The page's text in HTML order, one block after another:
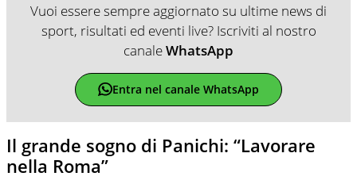
Vuoi essere sempre aggiornato su ultime news di
sport, risultati ed eventi live? Iscriviti al nostro
canaleWhatsApp
Entra nel canale WhatsApp
Il grande sogno di Panichi: “Lavorare
nella Roma”